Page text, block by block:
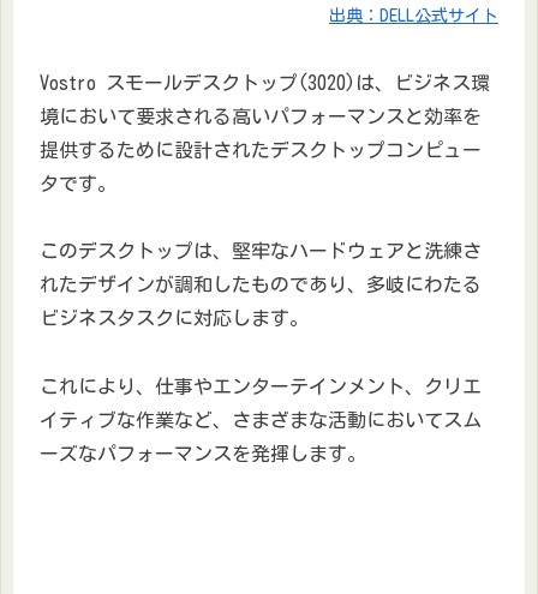
出典：DELL公式サイト
Vostro スモールデスクトップ(3020)は、ビジネス環
境において要求される高いパフォーマンスと効率を
提供するために設計されたデスクトップコンピュー
タです。
このデスクトップは、堅牢なハードウェアと洗練さ
れたデザインが調和したものであり、多岐にわたる
ビジネスタスクに対応します。
これにより、仕事やエンターテインメント、クリエ
イティブな作業など、さまざまな活動においてスム
ーズなパフォーマンスを発揮します。